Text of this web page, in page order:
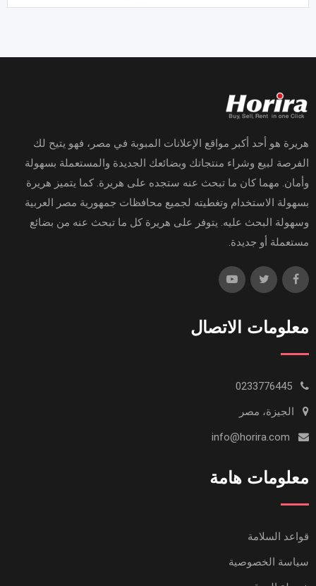
هريرة هو أحد أكبر مواقع الإعلانات المبوبة في مصر، فهو يتيح لك
الفرصة لبيع وشراء منتجاتك وبضائعك الجديدة والمستعملة بسهولة
وأمان. مهما كان ما تبحث عنه ستجده على هريرة. كما يتميز هريرة
بسهولة الاستخدام وتغطيته لجميع محافظات جمهورية مصر العربية
وسهولة البحث عليه. يتوفر على هريرة كل ما تبحث عنه من بضائع
مستعملة أو جديدة.
معلومات الاتصال
الجيزة، مصر
معلومات هامة
قواعد السلامة
سياسة الخصوصية